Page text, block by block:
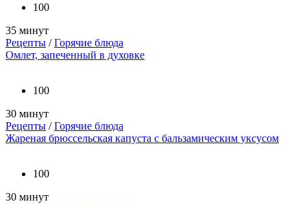
100
35 минут
Рецепты /Горячие блюда
Омлет, запеченный в духовке
100
30 минут
Рецепты /Горячие блюда
Жареная брюссельская капуста с бальзамическим уксусом
100
30 минут